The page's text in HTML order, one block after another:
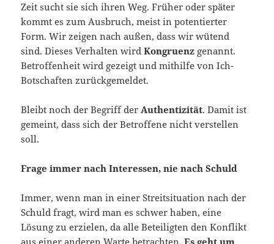
Zeit sucht sie sich ihren Weg. Früher oder später
kommt es zum Ausbruch, meist in potentierter
Form. Wir zeigen nach außen, dass wir wütend
sind. Dieses Verhalten wirdKongruenz genannt.
Betroffenheit wird gezeigt und mithilfe von Ich-
Botschaften zurückgemeldet.
Bleibt noch der Begriff derAuthentizität. Damit ist
gemeint, dass sich der Betroffene nicht verstellen
soll.
Frage immer nach Interessen, nie nach Schuld
Immer, wenn man in einer Streitsituation nach der
Schuld fragt, wird man es schwer haben, eine
Lösung zu erzielen, da alle Beteiligten den Konflikt